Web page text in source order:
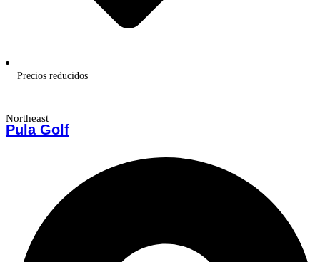
Precios reducidos
Northeast
Pula Golf